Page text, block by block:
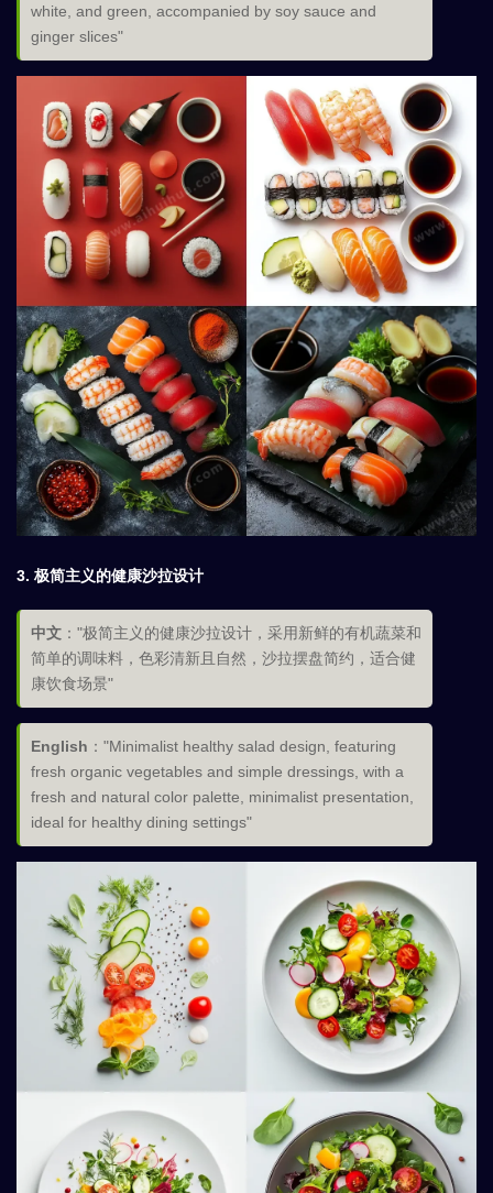
white, and green, accompanied by soy sauce and
ginger slices"
3. 极简主义的健康沙拉设计
中文 ："极简主义的健康沙拉设计，采用新鲜的有机蔬菜和
简单的调味料，色彩清新且自然，沙拉摆盘简约，适合健
康饮食场景"
English ："Minimalist healthy salad design, featuring
fresh organic vegetables and simple dressings, with a
fresh and natural color palette, minimalist presentation,
ideal for healthy dining settings"